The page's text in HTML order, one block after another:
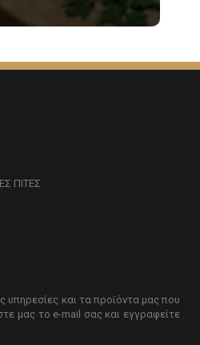
ΠΙΤΕΣ
υπηρεσίες και τα προϊόντα μας που
μας το e-mail σας και εγγραφείτε